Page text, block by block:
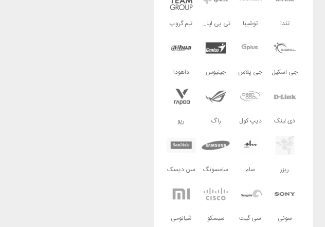
تندا توشیبا تی پی لینک تیم گروپ
جی اسکیل جی پلاس جینیوس داهودا
دی لینک دیپ کول راگ رپو
ریزر سام سامسونگ سن دیسک
سونی سی گیت سیسکو شیائومی